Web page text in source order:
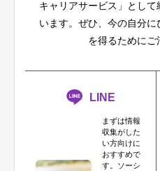
キャリアサービス」とし
います。 ぜひ、今の自分に
を得るためにご
LINE
まずは情報
収集がした
い方向けに
おすすめで
す。ソーシ